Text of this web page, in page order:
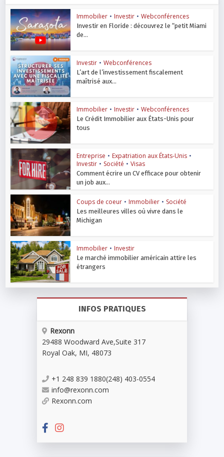
Immobilier • Investir • Webconférences
Investir en Floride : découvrez le “petit Miami
de...
Investir • Webconférences
L’art de l’investissement fiscalement
maîtrisé aux...
Immobilier • Investir • Webconférences
Le Crédit Immobilier aux États-Unis pour
tous
Entreprise • Expatriation aux États-Unis •
Investir • Société • Visas
Comment écrire un CV efficace pour obtenir
un job aux...
Coups de coeur • Immobilier • Société
Les meilleures villes où vivre dans le
Michigan
Immobilier • Investir
Le marché immobilier américain attire les
étrangers
INFOS PRATIQUES
Rexonn
29488 Woodward Ave,Suite 317
Royal Oak, MI, 48073
+1 248 839 1880(248) 403-0554
info@rexonn.com
Rexonn.com